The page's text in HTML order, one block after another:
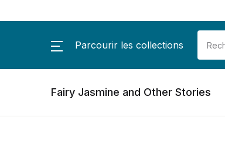
Parcourir les collections
Fairy Jasmine and Other Stories